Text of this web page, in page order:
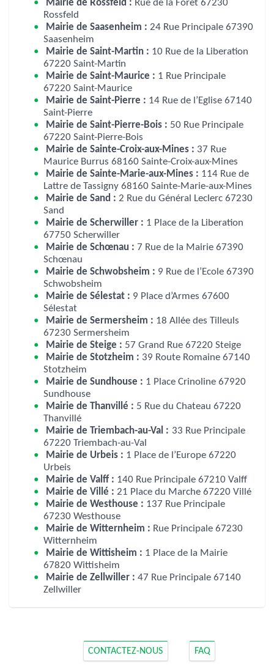
Mairie de Rossfeld :
Rossfeld
Mairie de Saasenheim : 24 Rue Principale 67390
Saasenheim
Mairie de Saint-Martin :
67220 Saint-Martin
Mairie de Saint-Maurice :
67220 Saint-Maurice
Mairie de Saint-Pierre :
Saint-Pierre
Mairie de Saint-Pierre-Bois :
67220 Saint-Pierre-Bois
Mairie de Sainte-Croix-aux-Mines :
Maurice Burrus 68160 Sainte-Croix-aux-Mines
Mairie de Sainte-Marie-aux-Mines :
Lattre de Tassigny 68160 Sainte-Marie-aux-Mines
Mairie de Sand : 2 Rue du Général Leclerc 67230
Sand
Mairie de Scherwiller :
67750 Scherwiller
Mairie de Schœnau :
Schœnau
Mairie de Schwobsheim :
Schwobsheim
Mairie de Sélestat :
Sélestat
Mairie de Sermersheim :
67230 Sermersheim
Mairie de Steige :
57 Grand Rue 67220 Steige
Mairie de Stotzheim :
Stotzheim
Mairie de Sundhouse :
Sundhouse
Mairie de Thanvillé :
Thanvillé
Mairie de Triembach-au-Val :
67220 Triembach-au-Val
Mairie de Urbeis :
Urbeis
Mairie de Valff :
140 Rue Principale 67210 Valff
Mairie de Villé :
21 Place du Marche 67220 Villé
Mairie de Westhouse :
67230 Westhouse
Mairie de Witternheim :
Witternheim
Mairie de Wittisheim :
67820 Wittisheim
Mairie de Zellwiller : 47 Rue Principale 67140
Zellwiller
CONTACTEZ-NOUS FAQ